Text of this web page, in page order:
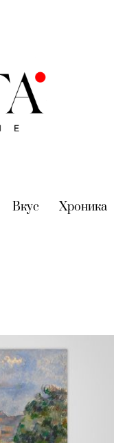
(current)
Вкус (current)
Хроника